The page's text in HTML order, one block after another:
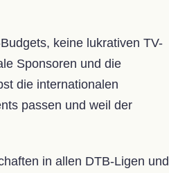
keine lukrativen TV-
Sponsoren und die
die internationalen
passen und weil der
in allen DTB-Ligen und